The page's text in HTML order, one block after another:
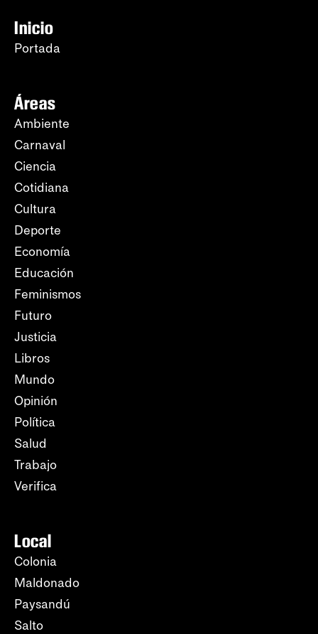
Inicio
Portada
Áreas
Ambiente
Carnaval
Ciencia
Cotidiana
Cultura
Deporte
Economía
Educación
Feminismos
Futuro
Justicia
Libros
Mundo
Opinión
Política
Salud
Trabajo
Verifica
Local
Colonia
Maldonado
Paysandú
Salto